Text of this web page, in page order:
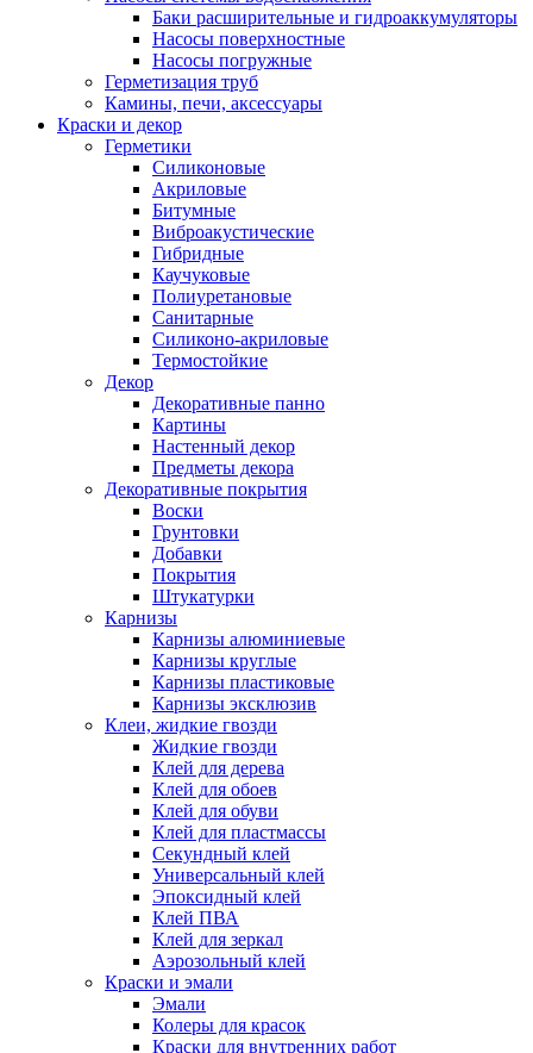
Баки расширительные и гидроаккумуляторы
Насосы поверхностные
Насосы погружные
Герметизация труб
Камины, печи, аксессуары
Краски и декор
Герметики
Силиконовые
Акриловые
Битумные
Виброакустические
Гибридные
Каучуковые
Полиуретановые
Санитарные
Силиконо-акриловые
Термостойкие
Декор
Декоративные панно
Картины
Настенный декор
Предметы декора
Декоративные покрытия
Воски
Грунтовки
Добавки
Покрытия
Штукатурки
Карнизы
Карнизы алюминиевые
Карнизы круглые
Карнизы пластиковые
Карнизы эксклюзив
Клеи, жидкие гвозди
Жидкие гвозди
Клей для дерева
Клей для обоев
Клей для обуви
Клей для пластмассы
Секундный клей
Универсальный клей
Эпоксидный клей
Клей ПВА
Клей для зеркал
Аэрозольный клей
Краски и эмали
Эмали
Колеры для красок
Краски для внутренних работ